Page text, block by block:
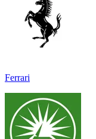
Ferrari